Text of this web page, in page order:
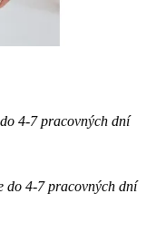
4-7 pracovných dní
do 4-7 pracovných dní